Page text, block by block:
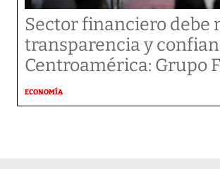
Sector financiero debe
transparencia y
Centroamérica: Grupo
ECONOMÍA